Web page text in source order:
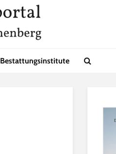
Bestattungsinstitute